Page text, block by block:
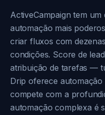
ActiveCampaign tem
automação mais
criar fluxos com
condições. Score de
atribuição de tarefas —
Drip oferece
compete com a
automação complexa é